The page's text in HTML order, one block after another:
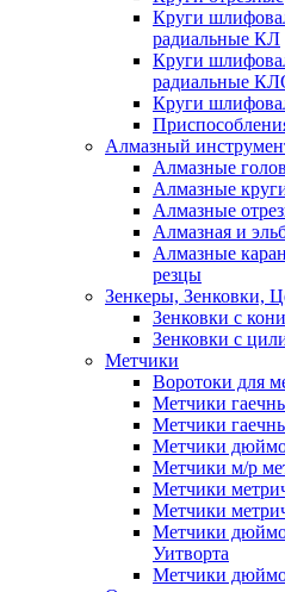
Круги
радиальные КЛ
Круги
радиальные
Круги
Алмазный
Алмазные
Алмазные
Алмазные
Алмазная и
Алмазные
резцы
Зенкеры, Зенковки,
Зенковки с
Зенковки с
Метчики
Воротоки для
Метчики
Метчики
Метчики
Метчики м/р
Метчики
Метчики
Метчики
Уитворта
Метчики